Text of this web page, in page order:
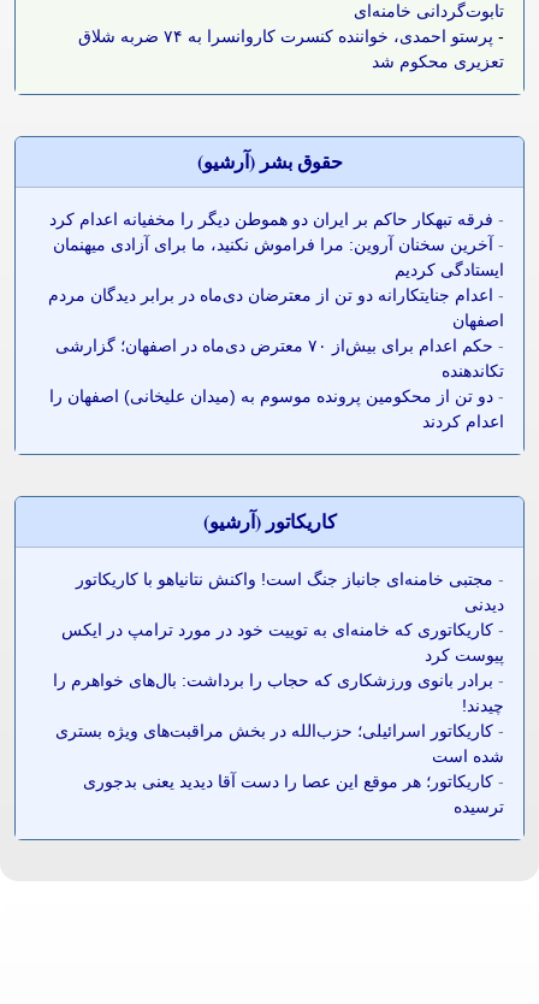
تابوت‌گردانی خامنه‌ای
-
پرستو احمدی، خواننده کنسرت کاروانسرا به ۷۴ ضربه شلاق
تعزیری محکوم شد
حقوق بشر (آرشيو)
- فرقه تبهکار حاکم بر ایران دو هموطن دیگر را مخفیانه اعدام کرد
- آخرین سخنان آروین: مرا فراموش نکنید، ما برای آزادی میهنمان
ایستادگی کردیم
- اعدام جنایتکارانه دو تن از معترضان دی‌ماه در برابر دیدگان مردم
اصفهان
-
حکم اعدام برای بیش‌از ۷۰ معترض دی‌ماه در اصفهان؛ گزارشی
تکاندهنده
- دو تن از محکومین پرونده موسوم به (میدان علیخانی) اصفهان را
اعدام کردند
کاريکاتور (آرشيو)
- مجتبی خامنه‌ای جانباز جنگ است! واکنش نتانیاهو با کاریکاتور
دیدنی
- کاریکاتوری که خامنه‌ای به توییت خود در مورد ترامپ در ایکس
پیوست کرد
- برادر بانوی ورزشکاری که حجاب را برداشت: بال‌های خواهرم را
چیدند!
- کاریکاتور اسرائیلی؛ حزب‌الله در بخش مراقبت‌های ویژه بستری
شده است
- کاریکاتور؛ هر موقع این عصا را دست آقا دیدید یعنی بدجوری
ترسیده